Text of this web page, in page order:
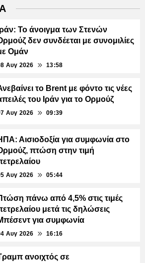
Ιράν: Το άνοιγμα των Στενών
δεν συνδέεται με συνομιλίες
Ομάν
Αυγ 2026 13:58
το Brent με φόντο τις νέες
του Ιράν για το Ορμούζ
Αυγ 2026 09:39
Αισιοδοξία για συμφωνία στο
πτώση στην τιμή
Αυγ 2026 05:44
πάνω από 4,5% στις τιμές
μετά τις δηλώσεις
για συμφωνία
Αυγ 2026 16:16
ανοιχτός σε